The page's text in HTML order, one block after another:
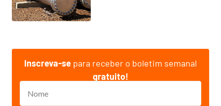
Inscreva-se para receber o boletim semanal
gratuito!